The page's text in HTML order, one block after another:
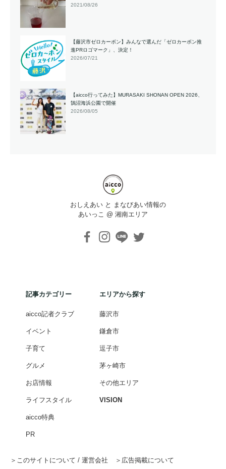
2021/08/26
【藤沢市ゼロカーボン】みんなで選んだ「ゼロカーボン推
進PRロゴマーク」、決定！
2026/07/21
【aicco行ってみた】MURASAKI SHONAN OPEN 2026、
鵠沼海浜公園で開催
2026/08/05
おしえあい と まなびあい情報の
あいっこ @ 湘南エリア
記事カテゴリー
aicco記者クラブ
イベント
子育て
グルメ
お店情報
ライフスタイル
aicco特典
PR
エリアから探す
藤沢市
鎌倉市
逗子市
茅ヶ崎市
その他エリア
VISION
このサイトについて / 運営会社
広告掲載について